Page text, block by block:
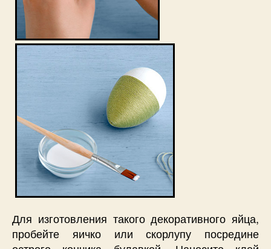
Для изготовления такого декоративного яйца,
пробейте яичко или скорлупу посредине